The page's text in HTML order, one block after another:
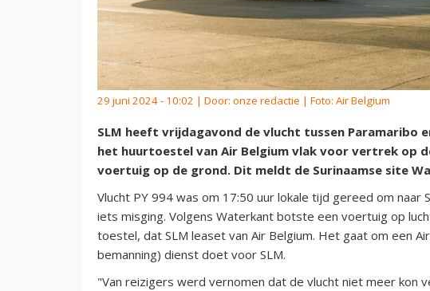
29 juni 2024 - 10:02 | Door: onze redactie | Foto: Air Belgium
SLM heeft vrijdagavond de vlucht tussen Paramaribo
het huurtoestel van Air Belgium vlak voor vertrek op
voertuig op de grond. Dit meldt de Surinaamse site
Vlucht PY 994 was om 17:50 uur lokale tijd gereed om
iets misging. Volgens Waterkant botste een voertuig op
toestel, dat SLM leaset van Air Belgium. Het gaat om een
bemanning) dienst doet voor SLM.
"Van reizigers werd vernomen dat de vlucht niet meer kon